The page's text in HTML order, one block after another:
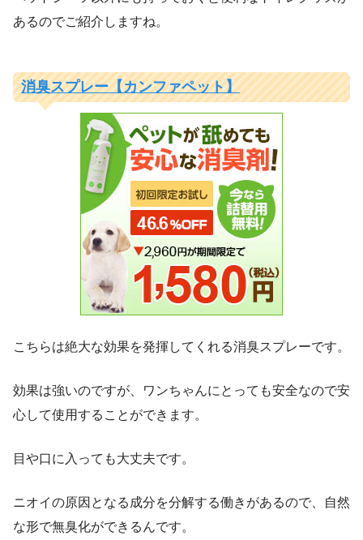
あるのでご紹介しますね。
消臭スプレー【カンファペット】
こちらは絶大な効果を発揮してくれる消臭スプレーです。
効果は強いのですが、ワンちゃんにとっても安全なので安
心して使用することができます。
目や口に入っても大丈夫です。
ニオイの原因となる成分を分解する働きがあるので、自然
な形で無臭化ができるんです。